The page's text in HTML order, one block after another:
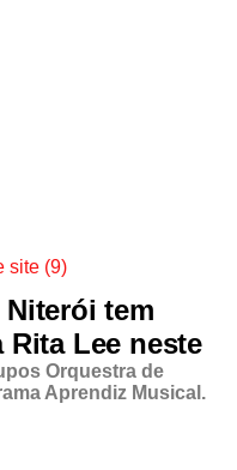
tem
Lee neste
Orquestra de
Aprendiz Musical.